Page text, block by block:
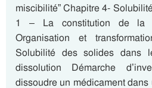
miscibilité” Chapitre 4-
1 – La constitution de la
Organisation et
Solubilité des solides dans
dissolution Démarche
dissoudre un médicament dans